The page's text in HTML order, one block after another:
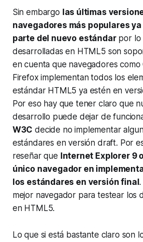
Sin embargo las últimas
navegadores más populares
parte del nuevo estándarpor lo
desarrolladas en HTML5 son
en cuenta que navegadores como
Firefox implementan todos los
estándar HTML5 ya estén en
Por eso hay que tener claro que
desarrollo puede dejar de
W3C decide no implementar
estándares en versión draft. Por
reseñar que Internet Explorer 9
único navegador en
los estándares en versión final
mejor navegador para testear los
en HTML5.
Lo que si está bastante claro son